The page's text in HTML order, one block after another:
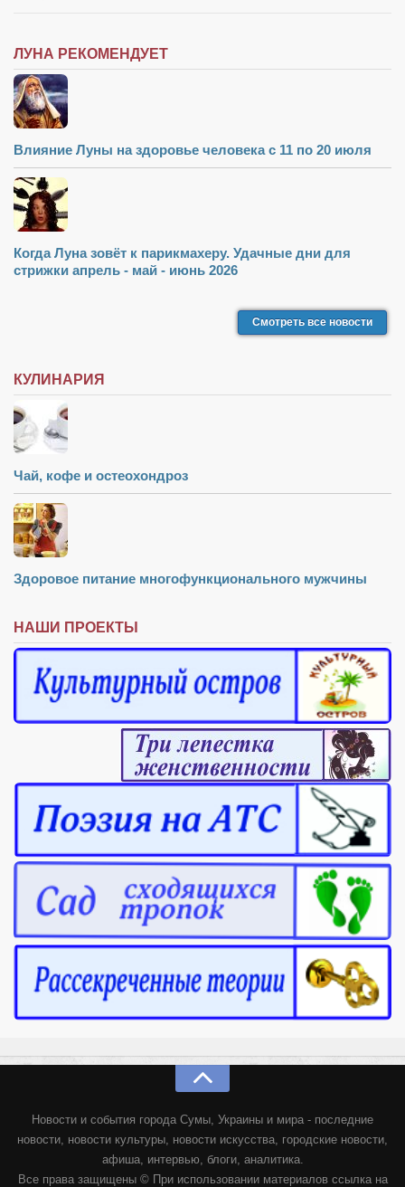
ЛУНА РЕКОМЕНДУЕТ
Влияние Луны на здоровье человека с 11 по 20 июля
Когда Луна зовёт к парикмахеру. Удачные дни для
стрижки апрель - май - июнь 2026
Смотреть все новости
КУЛИНАРИЯ
Чай, кофе и остеохондроз
Здоровое питание многофункционального мужчины
НАШИ ПРОЕКТЫ
Новости и события города Сумы, Украины и мира - последние
новости, новости культуры, новости искусства, городские новости,
афиша, интервью, блоги, аналитика.
Все права защищены © При использовании материалов ссылка на